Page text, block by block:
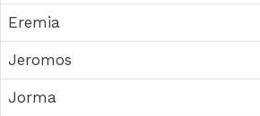
Eremia
Jeromos
Jorma